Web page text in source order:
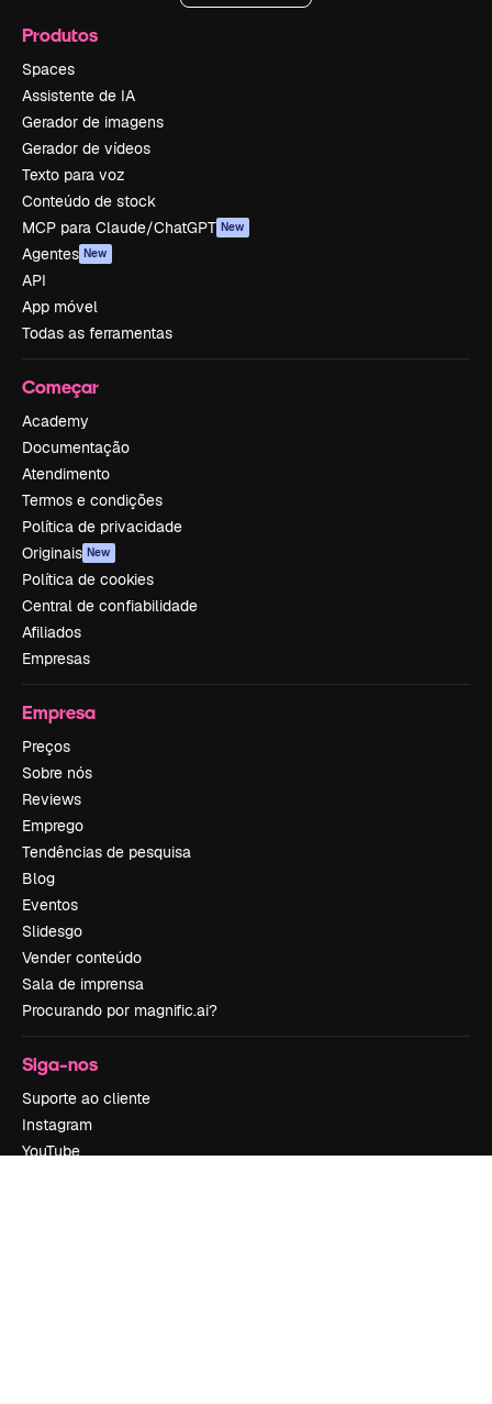
Produtos
Spaces
Assistente de IA
Gerador de imagens
Gerador de vídeos
Texto para voz
Conteúdo de stock
MCP para Claude/ChatGPT New
Agentes New
API
App móvel
Todas as ferramentas
Começar
Academy
Documentação
Atendimento
Termos e condições
Política de privacidade
Originais New
Política de cookies
Central de confiabilidade
Afiliados
Empresas
Empresa
Preços
Sobre nós
Reviews
Emprego
Tendências de pesquisa
Blog
Eventos
Slidesgo
Vender conteúdo
Sala de imprensa
Procurando por magnific.ai?
Siga-nos
Suporte ao cliente
Instagram
YouTube